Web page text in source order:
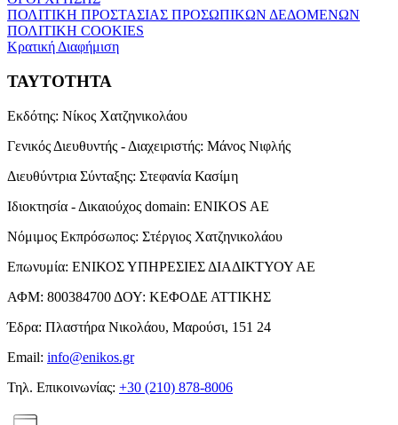
ΠΟΛΙΤΙΚΗ ΠΡΟΣΤΑΣΙΑΣ ΠΡΟΣΩΠΙΚΩΝ ΔΕΔΟΜΕΝΩΝ
ΠΟΛΙΤΙΚΗ COOKIES
Κρατική Διαφήμιση
ΤΑΥΤΟΤΗΤΑ
Εκδότης: Νίκος Χατζηνικολάου
Γενικός Διευθυντής - Διαχειριστής: Μάνος Νιφλής
Διευθύντρια Σύνταξης: Στεφανία Κασίμη
Ιδιοκτησία - Δικαιούχος domain: ENIKOS AE
Νόμιμος Εκπρόσωπος: Στέργιος Χατζηνικολάου
Επωνυμία: ΕΝΙΚΟΣ ΥΠΗΡΕΣΙΕΣ ΔΙΑΔΙΚΤΥΟΥ ΑΕ
ΑΦΜ: 800384700 ΔΟΥ: ΚΕΦΟΔΕ ΑΤΤΙΚΗΣ
Έδρα: Πλαστήρα Νικολάου, Μαρούσι, 151 24
Email: info@enikos.gr
Τηλ. Επικοινωνίας: +30 (210) 878-8006